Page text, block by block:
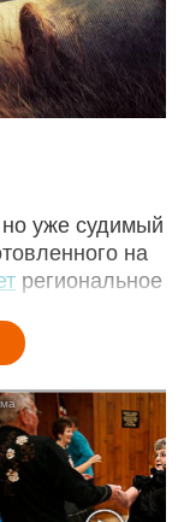
уже судимый
на
региональное